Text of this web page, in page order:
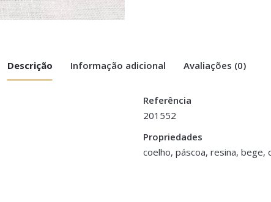
Descrição Informação adicional Avaliações (0)
Referência
201552
Propriedades
coelho, páscoa, resina, bege,
in</a> to post a review.